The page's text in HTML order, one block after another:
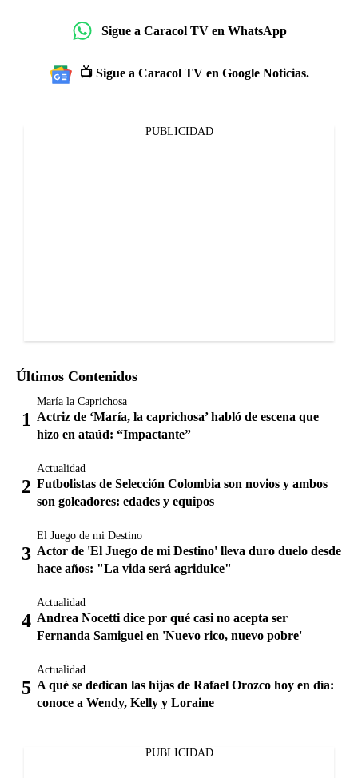
Sigue a Caracol TV en WhatsApp
📺 Sigue a Caracol TV en Google Noticias.
PUBLICIDAD
Últimos Contenidos
María la Caprichosa
Actriz de ‘María, la caprichosa’ habló de escena que
hizo en ataúd: “Impactante”
Actualidad
Futbolistas de Selección Colombia son novios y ambos
son goleadores: edades y equipos
El Juego de mi Destino
Actor de 'El Juego de mi Destino' lleva duro duelo desde
hace años: "La vida será agridulce"
Actualidad
Andrea Nocetti dice por qué casi no acepta ser
Fernanda Samiguel en 'Nuevo rico, nuevo pobre'
Actualidad
A qué se dedican las hijas de Rafael Orozco hoy en día:
conoce a Wendy, Kelly y Loraine
PUBLICIDAD